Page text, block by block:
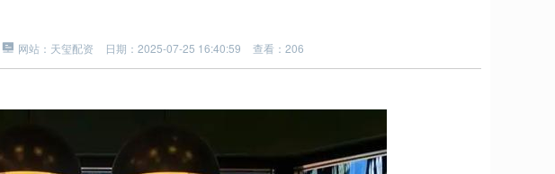
网站：天玺配资 日期：2025-07-25 16:40:59 查看：206